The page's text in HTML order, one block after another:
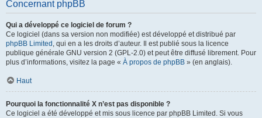
Concernant phpBB
Qui a développé ce logiciel de forum ?
Ce logiciel (dans sa version non modifiée) est développé et distribué par
phpBB Limited , qui en a les droits d’auteur. Il est publié sous la licence
publique générale GNU version 2 (GPL-2.0) et peut être diffusé librement. Pour
plus d’informations, visitez la page « À propos de phpBB » (en anglais).
Haut
Pourquoi la fonctionnalité X n’est pas disponible ?
Ce logiciel a été développé et mis sous licence par phpBB Limited. Si vous